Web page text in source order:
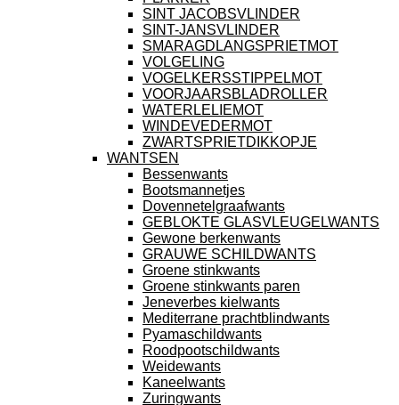
SINT JACOBSVLINDER
SINT-JANSVLINDER
SMARAGDLANGSPRIETMOT
VOLGELING
VOGELKERSSTIPPELMOT
VOORJAARSBLADROLLER
WATERLELIEMOT
WINDEVEDERMOT
ZWARTSPRIETDIKKOPJE
WANTSEN
Bessenwants
Bootsmannetjes
Dovennetelgraafwants
GEBLOKTE GLASVLEUGELWANTS
Gewone berkenwants
GRAUWE SCHILDWANTS
Groene stinkwants
Groene stinkwants paren
Jeneverbes kielwants
Mediterrane prachtblindwants
Pyamaschildwants
Roodpootschildwants
Weidewants
Kaneelwants
Zuringwants